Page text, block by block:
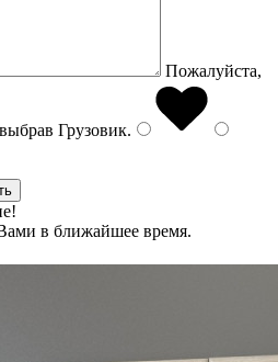
Пожалуйста,
Грузовик.
в ближайшее время.